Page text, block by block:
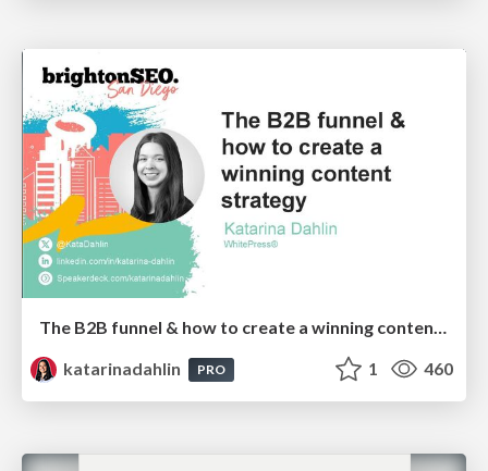
The B2B funnel & how to create a winning content strategy
katarinadahlin
PRO 1 460